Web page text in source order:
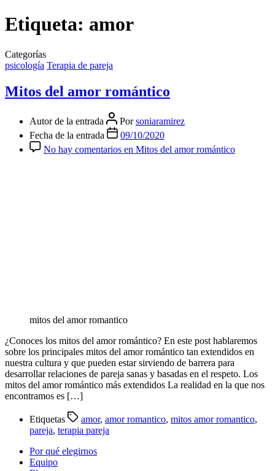
Etiqueta: amor
Categorías
psicología Terapia de pareja
Mitos del amor romántico
Autor de la entrada Porsoniaramirez
Fecha de la entrada
09/10/2020
No hay comentarios en Mitos del amor romántico
mitos del amor romantico
¿Conoces los mitos del amor romántico? En este post hablaremos
sobre los principales mitos del amor romántico tan extendidos en
nuestra cultura y que pueden estar sirviendo de barrera para
desarrollar relaciones de pareja sanas y basadas en el respeto. Los
mitos del amor romántico más extendidos La realidad en la que nos
encontramos es […]
Etiquetas amor, amor romantico, mitos amor romantico,
pareja, terapia pareja
Por qué elegirnos
Equipo